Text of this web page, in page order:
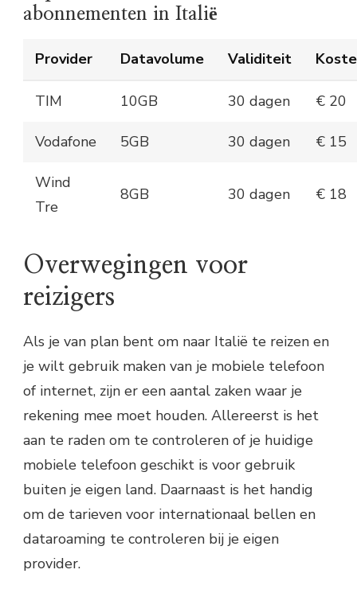
abonnementen in Italië
Provider Datavolume Validiteit
TIM 10GB 30 dagen € 20
Vodafone 5GB 30 dagen € 15
Wind
Tre
8GB 30 dagen € 18
Overwegingen voor
reizigers
Als je van plan bent om naar Italië te reizen en
je wilt gebruik maken van je mobiele telefoon
of internet, zijn er een aantal zaken waar je
rekening mee moet houden. Allereerst is het
aan te raden om te controleren of je huidige
mobiele telefoon geschikt is voor gebruik
buiten je eigen land. Daarnaast is het handig
om de tarieven voor internationaal bellen en
dataroaming te controleren bij je eigen
provider.